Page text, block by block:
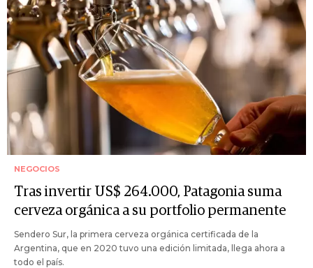
NEGOCIOS
Tras invertir US$ 264.000, Patagonia suma
cerveza orgánica a su portfolio permanente
Sendero Sur, la primera cerveza orgánica certificada de la
Argentina, que en 2020 tuvo una edición limitada, llega ahora a
todo el país.